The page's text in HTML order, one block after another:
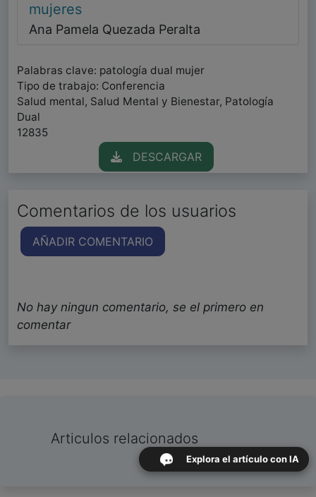
mujeres
Ana Pamela Quezada Peralta
Palabras clave: patología dual mujer
Tipo de trabajo: Conferencia
Salud mental, Salud Mental y Bienestar, Patología
Dual
12835
DESCARGAR
Comentarios de los usuarios
AÑADIR COMENTARIO
No hay ningun comentario, se el primero en
comentar
Articulos relacionados
Explora el artículo con IA